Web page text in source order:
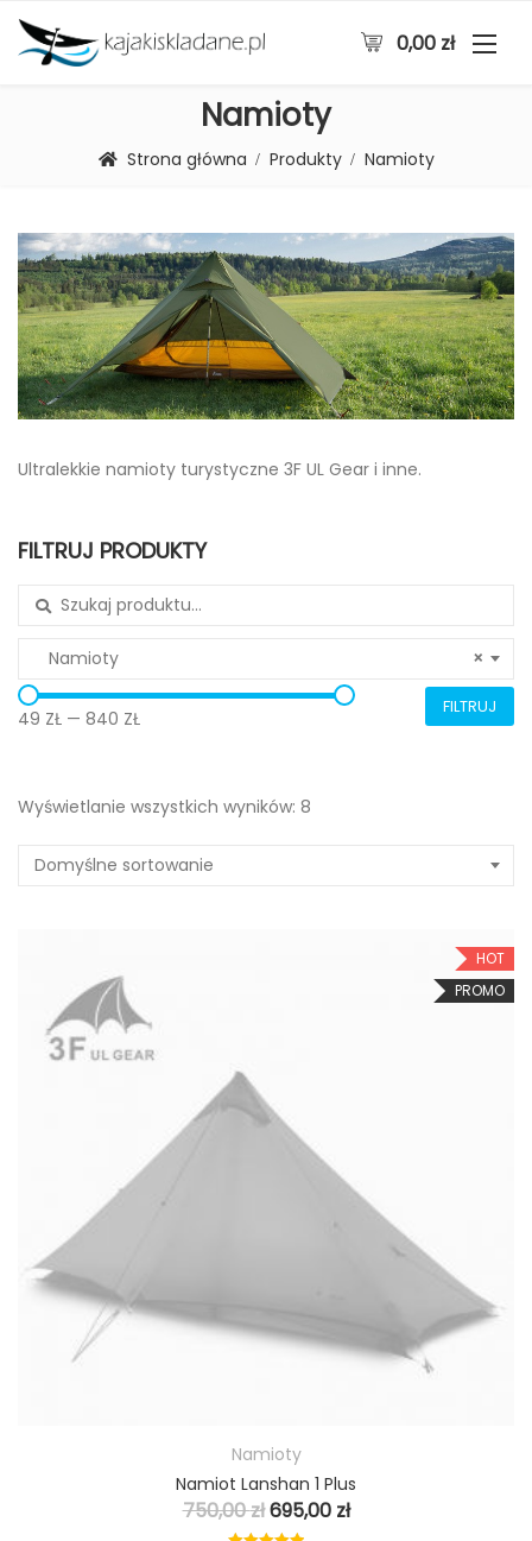
0,00 zł
Namioty
Strona główna Produkty Namioty
Ultralekkie namioty turystyczne 3F UL Gear i inne.
FILTRUJ PRODUKTY
Search for:
×
Namioty
49 ZŁ — 840 ZŁ
FILTRUJ
Wyświetlanie wszystkich wyników: 8
Domyślne sortowanie
HOT
PROMO
Namioty
Namiot Lanshan 1 Plus
750,00zł695,00 zł